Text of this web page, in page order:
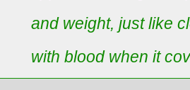
and weight, just like
with blood when it